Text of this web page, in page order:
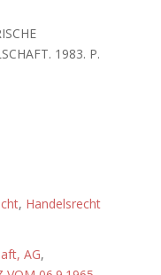
1983. P.
, Handelsrecht
AG,